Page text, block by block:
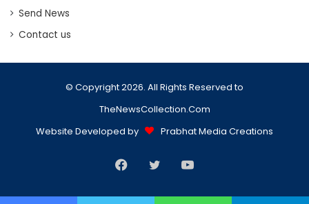
Send News
Contact us
© Copyright 2026. All Rights Reserved to
TheNewsCollection.Com
Website Developed by
Prabhat Media Creations
Facebook
TwitterYouTube